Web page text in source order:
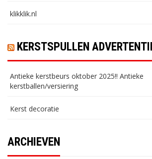
klikklik.nl
KERSTSPULLEN
Antieke kerstbeurs oktober 2025!! Antieke
kerstballen/versiering
Kerst decoratie
ARCHIEVEN